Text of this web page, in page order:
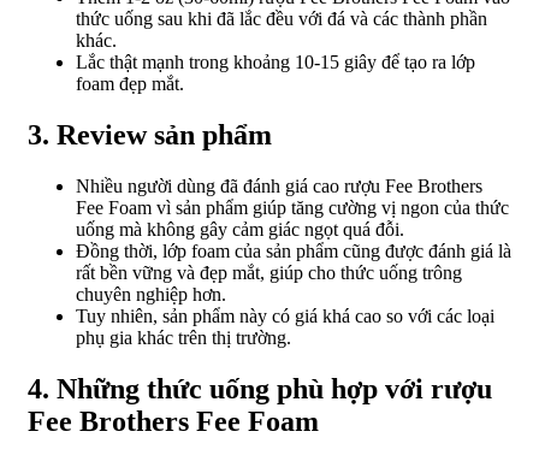
thức uống sau khi đã lắc đều với đá và các thành phần
khác.
Lắc thật mạnh trong khoảng 10-15 giây để tạo ra lớp
foam đẹp mắt.
3. Review sản phẩm
Nhiều người dùng đã đánh giá cao rượu Fee Brothers
Fee Foam vì sản phẩm giúp tăng cường vị ngon của thức
uống mà không gây cảm giác ngọt quá đỗi.
Đồng thời, lớp foam của sản phẩm cũng được đánh giá là
rất bền vững và đẹp mắt, giúp cho thức uống trông
chuyên nghiệp hơn.
Tuy nhiên, sản phẩm này có giá khá cao so với các loại
phụ gia khác trên thị trường.
4. Những thức uống phù hợp với rượu
Fee Brothers Fee Foam